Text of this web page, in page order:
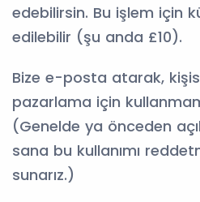
edebilirsin. Bu işlem için
edilebilir (şu anda £10).
Bize e-posta atarak,
pazarlama için
(Genelde ya önceden
sana bu kullanımı
sunarız.)